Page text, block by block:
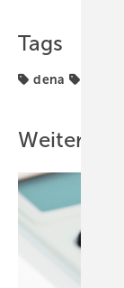
Tags
dena
Weitere